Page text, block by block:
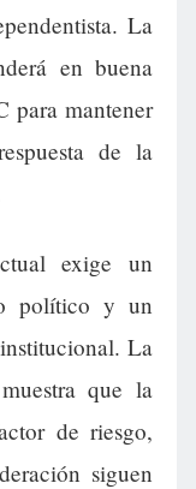
La
en buena
para mantener
de la
exige un
político y un
La
que la
de riesgo,
siguen